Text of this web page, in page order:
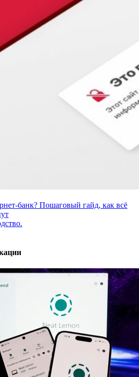
банк? Пошаговый гайд, как всё